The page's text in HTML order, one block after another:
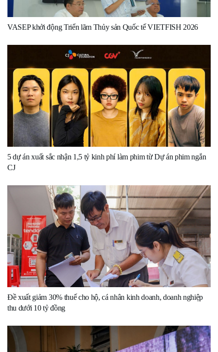
VASEP khởi động Triển lãm Thủy sản Quốc tế VIETFISH 2026
5 dự án xuất sắc nhận 1,5 tỷ kinh phí làm phim từ Dự án phim ngắn
CJ
Đề xuất giảm 30% thuế cho hộ, cá nhân kinh doanh, doanh nghiệp
thu dưới 10 tỷ đồng